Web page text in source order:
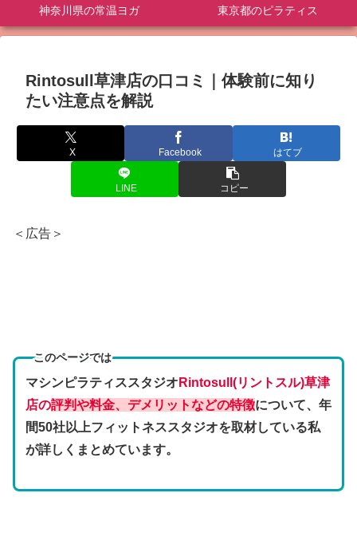
神奈川県の常温ヨガ 東京都のピラティス
Rintosull草津店の口コミ｜体験前に知り
たい注意点を解説
X Facebook はてブ
LINE コピー
＜広告＞
このページでは
マシンピラティススタジオ Rintosull(リントスル)草津
店の評判や料金、デメリットなどの特徴について、年
間50社以上フィットネススタジオを取材している私
が詳しくまとめています。